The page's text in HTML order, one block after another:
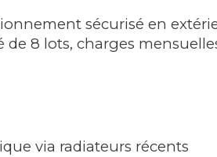
sécurisé en
8 lots, charges
via radiateurs récents